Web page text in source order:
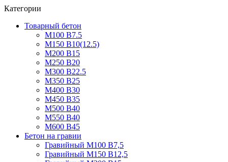
Категории
Товарный бетон
М100 В7.5
М150 В10(12.5)
М200 В15
М250 В20
М300 В22.5
М350 В25
М400 В30
М450 В35
М500 В40
М550 В40
М600 В45
Бетон на гравии
Гравийный М100 В7,5
Гравийный М150 В12,5